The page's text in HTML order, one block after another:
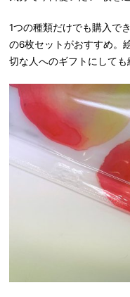
1つの種類だけでも購入で
の6枚セットがおすすめ。
切な人へのギフトにしても